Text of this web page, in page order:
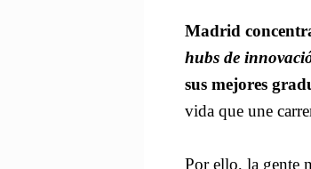
Madrid
hubs de
sus mejores
vida que une
Por ello, la gente